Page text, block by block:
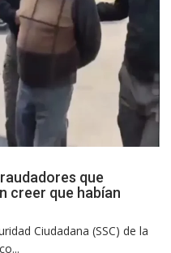
que
creer que habían
Ciudadana (SSC) de la